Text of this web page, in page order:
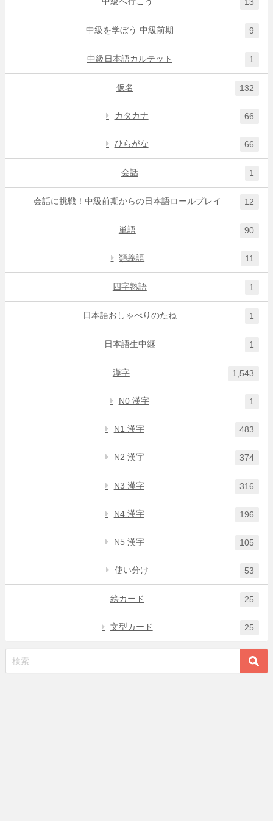
中級を学ぼう 中級前期 9
中級日本語カルテット 1
仮名 132
カタカナ 66
ひらがな 66
会話 1
会話に挑戦！中級前期からの日本語ロールプレイ 12
単語 90
類義語 11
四字熟語 1
日本語おしゃべりのたね 1
日本語生中継 1
漢字 1,543
N0 漢字 1
N1 漢字 483
N2 漢字 374
N3 漢字 316
N4 漢字 196
N5 漢字 105
使い分け 53
絵カード 25
文型カード 25